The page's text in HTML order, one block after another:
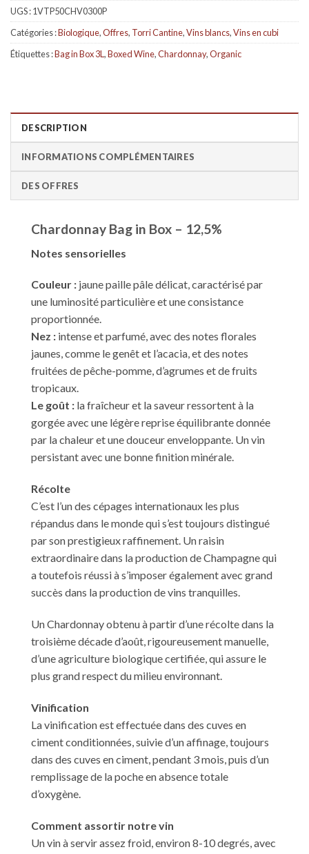
UGS :1VTP50CHV0300P
Catégories :Biologique,Offres, Torri Cantine,Vins blancs,Vins en cubi
Étiquettes :Bag in Box 3L,Boxed Wine,Chardonnay,Organic
DESCRIPTION
INFORMATIONS COMPLÉMENTAIRES
DES OFFRES
Chardonnay Bag in Box – 12,5%
Notes sensorielles
Couleur : jaune paille pâle délicat, caractérisé par
une luminosité particulière et une consistance
proportionnée.
Nez : intense et parfumé, avec des notes florales
jaunes, comme le genêt et l’acacia, et des notes
fruitées de pêche-pomme, d’agrumes et de fruits
tropicaux.
Le goût : la fraîcheur et la saveur ressortent à la
gorgée avec une légère reprise équilibrante donnée
par la chaleur et une douceur enveloppante. Un vin
persistant avec une bonne finition minérale.
Récolte
C’est l’un des cépages internationaux les plus
répandus dans le monde qui s’est toujours distingué
par son prestigieux raffinement. Un raisin
extraordinaire dans la production de Champagne qui
a toutefois réussi à s’imposer également avec grand
succès dans la production de vins tranquilles.
Un Chardonnay obtenu à partir d’une récolte dans la
troisième décade d’août, rigoureusement manuelle,
d’une agriculture biologique certifiée, qui assure le
plus grand respect du milieu environnant.
Vinification
La vinification est effectuée dans des cuves en
ciment conditionnées, suivie d’un affinage, toujours
dans des cuves en ciment, pendant 3 mois, puis d’un
remplissage de la poche en absence totale
d’oxygène.
Comment assortir notre vin
Un vin à servir assez froid, environ 8-10 degrés, avec